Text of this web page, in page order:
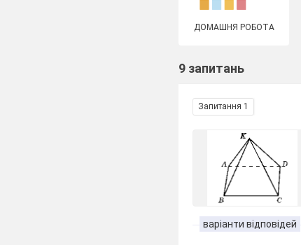
ДОМАШНЯ РОБОТА
9 запитань
Запитання 1
варіанти відповідей